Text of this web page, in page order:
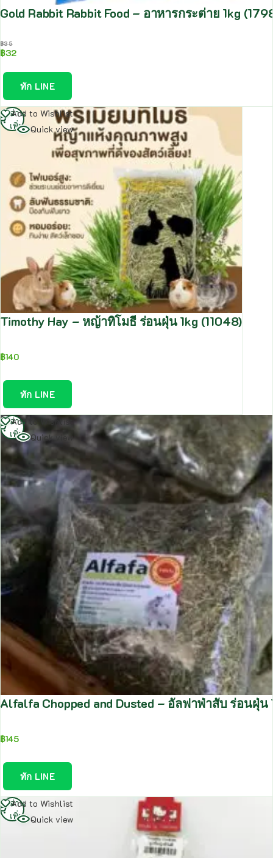
Gold Rabbit Rabbit Food – อาหารกระต่าย 1kg
฿35
฿32
ทัก LINE
Add to Wishlist
Quick view
Timothy Hay – หญ้าทิโมธี ร่อนฝุ่น 1kg (11048)
฿140
ทัก LINE
อ่าน
เพิ่ม
Add to Wishlist
Quick view
Alfalfa Chopped and Dusted – อัลฟาฟ่าสับ ร่อนฝุ่น
฿145
ทัก LINE
อ่าน
เพิ่ม
Add to Wishlist
Quick view
อ่าน
เพิ่ม